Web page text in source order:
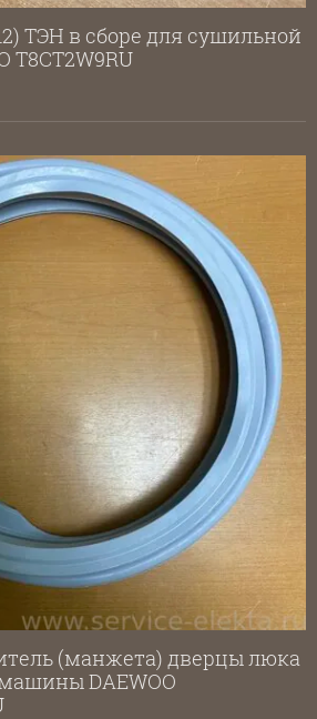
ТЭН в сборе для сушильной
T8CT2W9RU
(манжета) дверцы люка
DAEWOO